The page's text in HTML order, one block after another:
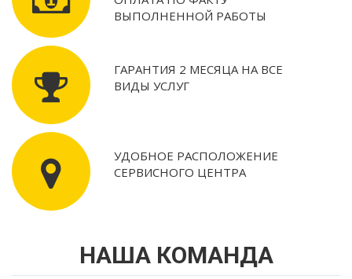
ВЫПОЛНЕННОЙ РАБОТЫ
ГАРАНТИЯ 2 МЕСЯЦА НА ВСЕ
ВИДЫ УСЛУГ
УДОБНОЕ РАСПОЛОЖЕНИЕ
СЕРВИСНОГО ЦЕНТРА
НАША КОМАНДА